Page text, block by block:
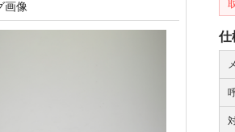
仕
画像